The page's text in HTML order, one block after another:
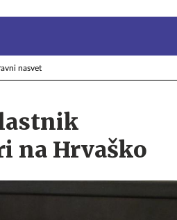
nasvet
na Hrvaško